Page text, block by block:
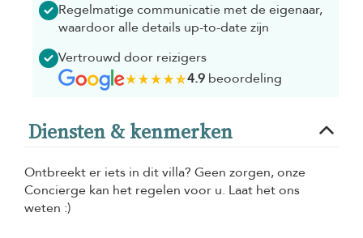
Regelmatige communicatie met de eigenaar,
waardoor alle details up-to-date zijn
Vertrouwd door reizigers
4.9beoordeling
Diensten & kenmerken
Ontbreekt er iets in dit villa? Geen zorgen, onze
Concierge kan het regelen voor u. Laat het ons
weten :)